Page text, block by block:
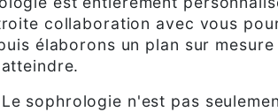
collaboration avec vous
élaborons un plan sur mesure
sophrologie n'est pas